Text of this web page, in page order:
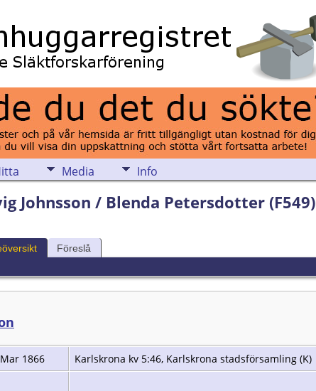
Media Info
Johnsson / Blenda Petersdotter (F549)
Föreslå
1866 Karlskrona kv 5:46, Karlskrona stadsförsamling (K)